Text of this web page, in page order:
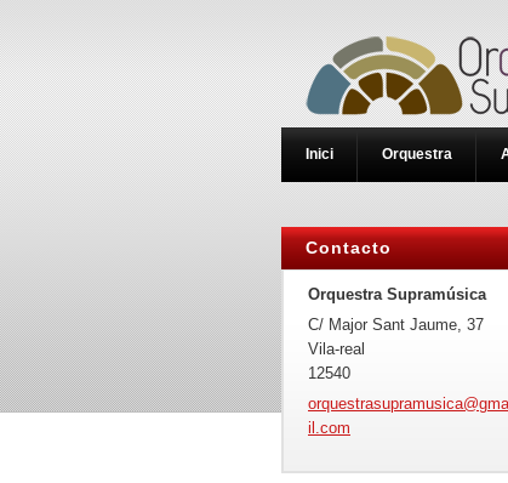
Contacto
Orquestra Supramúsica
C/ Major Sant Jaume, 37
Vila-real
12540
orquestrasupramusica@gma
il.com
Inici Orquestra